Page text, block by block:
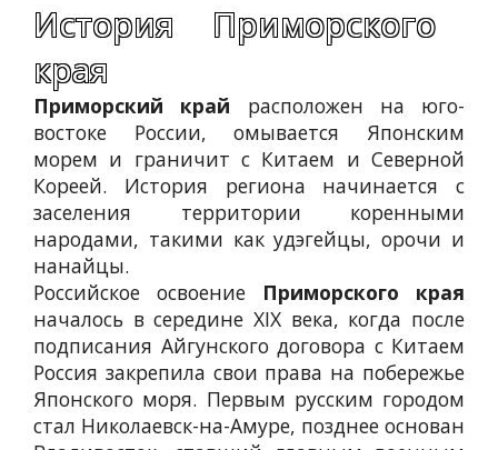
История Приморского
края
Приморский край расположен на юго-
востоке России, омывается Японским
морем и граничит с Китаем и Северной
Кореей. История региона начинается с
заселения территории коренными
народами, такими как удэгейцы, орочи и
нанайцы.
Российское освоение Приморского края
началось в середине XIX века, когда после
подписания Айгунского договора с Китаем
Россия закрепила свои права на побережье
Японского моря. Первым русским городом
стал Николаевск-на-Амуре, позднее основан